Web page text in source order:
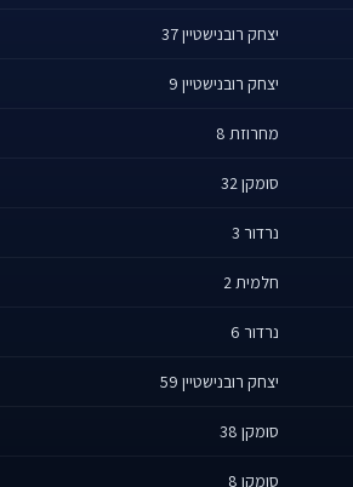
יצחק רובנישטיין 37
יצחק רובנישטיין 9
מחרוזת 8
סומקן 32
נרדור 3
חלמית 2
נרדור 6
יצחק רובנישטיין 59
סומקן 38
סומקן 8